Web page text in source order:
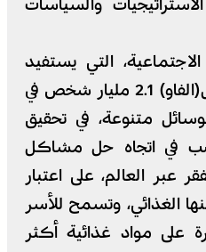
والسياسات
التي يستفيد
منها حاليا بحسب تقرير ل(الفاو) 2.1 مليار شخص في
متنوعة، في تحقيق
في اتجاه حل مشاكل
عبر العالم، على اعتبار
الغذائي، وتسمح للأسر
على مواد غذائية أكثر